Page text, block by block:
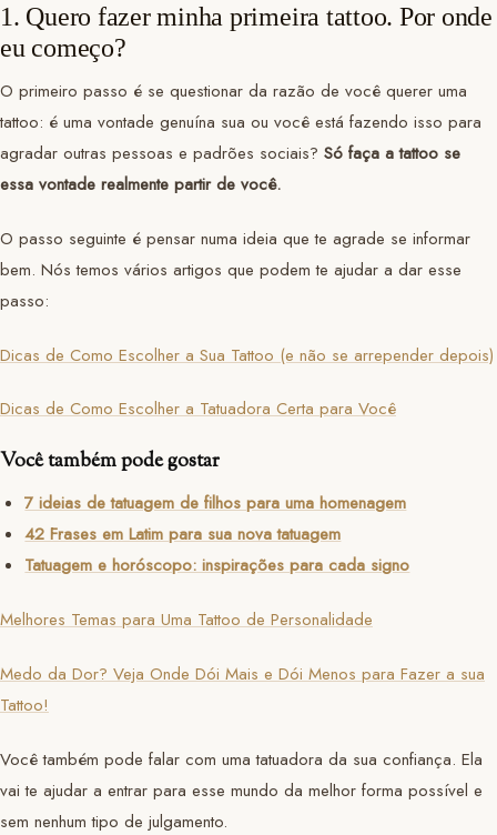
1. Quero fazer minha primeira tattoo. Por onde
eu começo?
O primeiro passo é se questionar da razão de você querer uma
tattoo: é uma vontade genuína sua ou você está fazendo isso para
agradar outras pessoas e padrões sociais? Só faça a tattoo se
essa vontade realmente partir de você.
O passo seguinte é pensar numa ideia que te agrade se informar
bem. Nós temos vários artigos que podem te ajudar a dar esse
passo:
Dicas de Como Escolher a Sua Tattoo (e não se arrepender depois)
Dicas de Como Escolher a Tatuadora Certa para Você
Você também pode gostar
7 ideias de tatuagem de filhos para uma homenagem
42 Frases em Latim para sua nova tatuagem
Tatuagem e horóscopo: inspirações para cada signo
Melhores Temas para Uma Tattoo de Personalidade
Medo da Dor? Veja Onde Dói Mais e Dói Menos para Fazer a sua
Tattoo!
Você também pode falar com uma tatuadora da sua confiança. Ela
vai te ajudar a entrar para esse mundo da melhor forma possível e
sem nenhum tipo de julgamento.